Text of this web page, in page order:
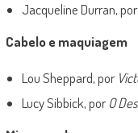
Jacqueline Durran, por
Cabelo e maquiagem
Lou Sheppard, por
Lucy Sibbick, porO